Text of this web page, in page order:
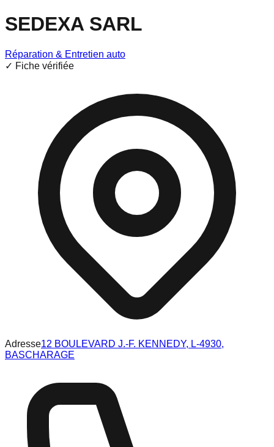
SEDEXA SARL
Réparation & Entretien auto
✓ Fiche vérifiée
Adresse12 BOULEVARD J.-F. KENNEDY, L-4930,
BASCHARAGE